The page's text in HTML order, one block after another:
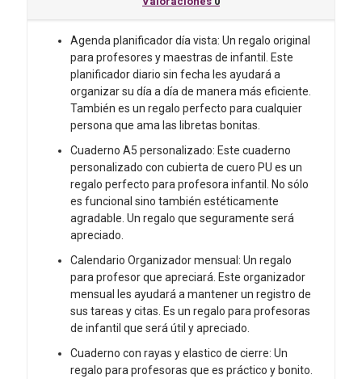
Sin
Fecha,
Agenda planificador día vista: Un regalo original
para profesores y maestras de infantil. Este
planificador diario sin fecha les ayudará a
organizar su día a día de manera más eficiente.
También es un regalo perfecto para cualquier
persona que ama las libretas bonitas.
Cuaderno A5 personalizado: Este cuaderno
personalizado con cubierta de cuero PU es un
regalo perfecto para profesora infantil. No sólo
es funcional sino también estéticamente
agradable. Un regalo que seguramente será
apreciado.
Calendario Organizador mensual: Un regalo
para profesor que apreciará. Este organizador
mensual les ayudará a mantener un registro de
sus tareas y citas. Es un regalo para profesoras
de infantil que será útil y apreciado.
Cuaderno con rayas y elastico de cierre: Un
regalo para profesoras que es práctico y bonito.